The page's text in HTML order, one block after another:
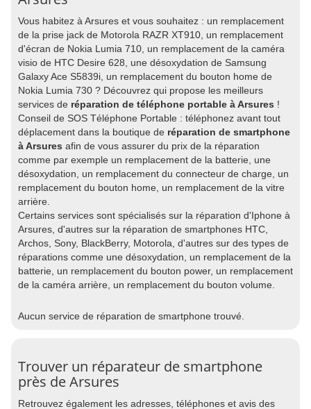
Vous habitez à Arsures et vous souhaitez : un remplacement
de la prise jack de Motorola RAZR XT910, un remplacement
d'écran de Nokia Lumia 710, un remplacement de la caméra
visio de HTC Desire 628, une désoxydation de Samsung
Galaxy Ace S5839i, un remplacement du bouton home de
Nokia Lumia 730 ? Découvrez qui propose les meilleurs
services de réparation de téléphone portable à Arsures !
Conseil de SOS Téléphone Portable : téléphonez avant tout
déplacement dans la boutique de réparation de smartphone
à Arsures afin de vous assurer du prix de la réparation
comme par exemple un remplacement de la batterie, une
désoxydation, un remplacement du connecteur de charge, un
remplacement du bouton home, un remplacement de la vitre
arrière.
Certains services sont spécialisés sur la réparation d'Iphone à
Arsures, d'autres sur la réparation de smartphones HTC,
Archos, Sony, BlackBerry, Motorola, d'autres sur des types de
réparations comme une désoxydation, un remplacement de la
batterie, un remplacement du bouton power, un remplacement
de la caméra arrière, un remplacement du bouton volume.
Aucun service de réparation de smartphone trouvé.
Trouver un réparateur de smartphone
près de Arsures
Retrouvez également les adresses, téléphones et avis des